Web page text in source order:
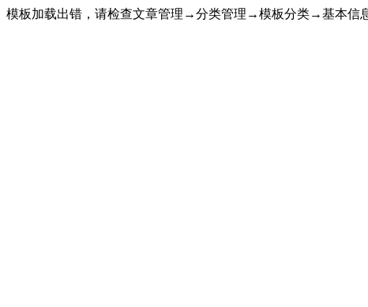
模板加载出错，请检查文章管理→分类管理→模板分类→基本信